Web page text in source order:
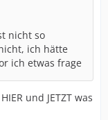
nicht so
ich hätte
ich etwas frage
und JETZT was